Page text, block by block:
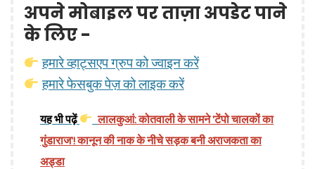
अपने मोबाइल पर ताज़ा अपडेट पाने
के लिए -
हमारे व्हाट्सएप ग्रुप को ज्वाइन करें
हमारे फेसबुक पेज़ को लाइक करें
यह भी पढ़ें
लालकुआं: कोतवाली के सामने 'टेंपो चालकों का
गुंडाराज'! कानून की नाक के नीचे सड़क बनी अराजकता का
अड्डा